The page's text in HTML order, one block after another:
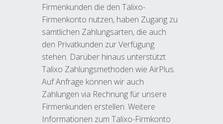
Firmenkunden die den Talixo-
Firmenkonto nutzen, haben Zugang zu
sämtlichen Zahlungsarten, die auch
den Privatkunden zur Verfügung
stehen. Darüber hinaus unterstützt
Talixo Zahlungsmethoden wie AirPlus.
Auf Anfrage können wir auch
Zahlungen via Rechnung für unsere
Firmenkunden erstellen. Weitere
Informationen zum Talixo-Firmkonto